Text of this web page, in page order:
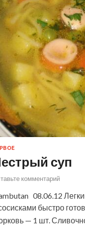
суп
комментарий
08.06.12
быстро
— 1 шт.